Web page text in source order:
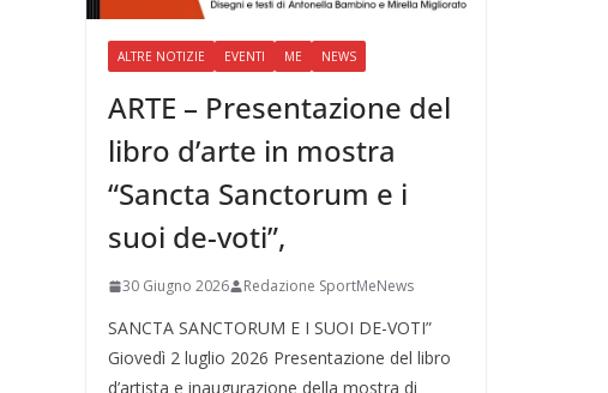
ALTRE NOTIZIE EVENTI ME NEWS
ARTE – Presentazione del
libro d’arte in mostra
“Sancta Sanctorum e i
suoi de-voti”,
30 Giugno 2026 Redazione SportMeNews
SANCTA SANCTORUM E I SUOI DE-VOTI”
Giovedì 2 luglio 2026 Presentazione del libro
d’artista e inaugurazione della mostra di